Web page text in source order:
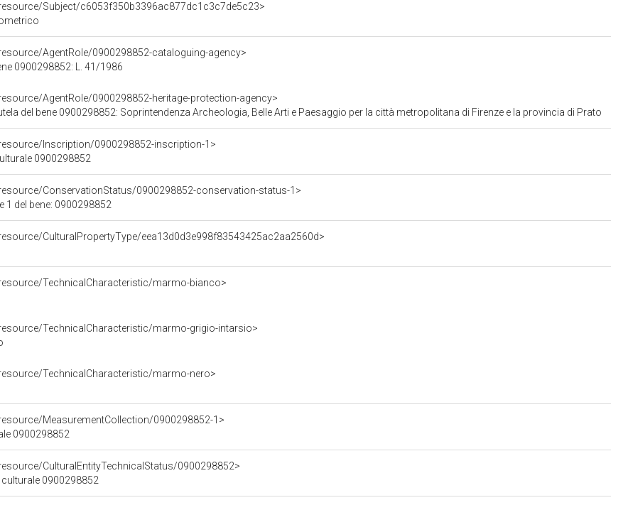
Subject/c6053f350b3396ac877dc1c3c7de5c23>
AgentRole/0900298852-cataloguing-agency>
0900298852: L. 41/1986
AgentRole/0900298852-heritage-protection-agency>
del bene 0900298852: Soprintendenza Archeologia, Belle Arti e Paesaggio per la città metropolitana di Firenze e la provincia di Prato
Inscription/0900298852-inscription-1>
0900298852
ConservationStatus/0900298852-conservation-status-1>
1 del bene: 0900298852
CulturalPropertyType/eea13d0d3e998f83543425ac2aa2560d>
TechnicalCharacteristic/marmo-bianco>
TechnicalCharacteristic/marmo-grigio-intarsio>
TechnicalCharacteristic/marmo-nero>
MeasurementCollection/0900298852-1>
0900298852
CulturalEntityTechnicalStatus/0900298852>
0900298852